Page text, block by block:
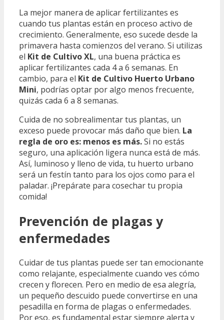
La mejor manera de aplicar fertilizantes es
cuando tus plantas están en proceso activo de
crecimiento. Generalmente, eso sucede desde la
primavera hasta comienzos del verano. Si utilizas
el Kit de Cultivo XL, una buena práctica es
aplicar fertilizantes cada 4 a 6 semanas. En
cambio, para el Kit de Cultivo Huerto Urbano
Mini, podrías optar por algo menos frecuente,
quizás cada 6 a 8 semanas.
Cuida de no sobrealimentar tus plantas, un
exceso puede provocar más daño que bien. La
regla de oro es: menos es más.Si no estás
seguro, una aplicación ligera nunca está de más.
Así, luminoso y lleno de vida, tu huerto urbano
será un festín tanto para los ojos como para el
paladar. ¡Prepárate para cosechar tu propia
comida!
Prevención de plagas y
enfermedades
Cuidar de tus plantas puede ser tan emocionante
como relajante, especialmente cuando ves cómo
crecen y florecen. Pero en medio de esa alegría,
un pequeño descuido puede convertirse en una
pesadilla en forma de plagas o enfermedades.
Por eso, es fundamental estar siempre alerta y